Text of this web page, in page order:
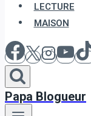
LECTURE
MAISON
Papa Blogueur